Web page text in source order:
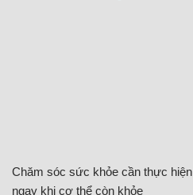
Chăm sóc sức khỏe cần thực hiện
ngay khi cơ thể còn khỏe